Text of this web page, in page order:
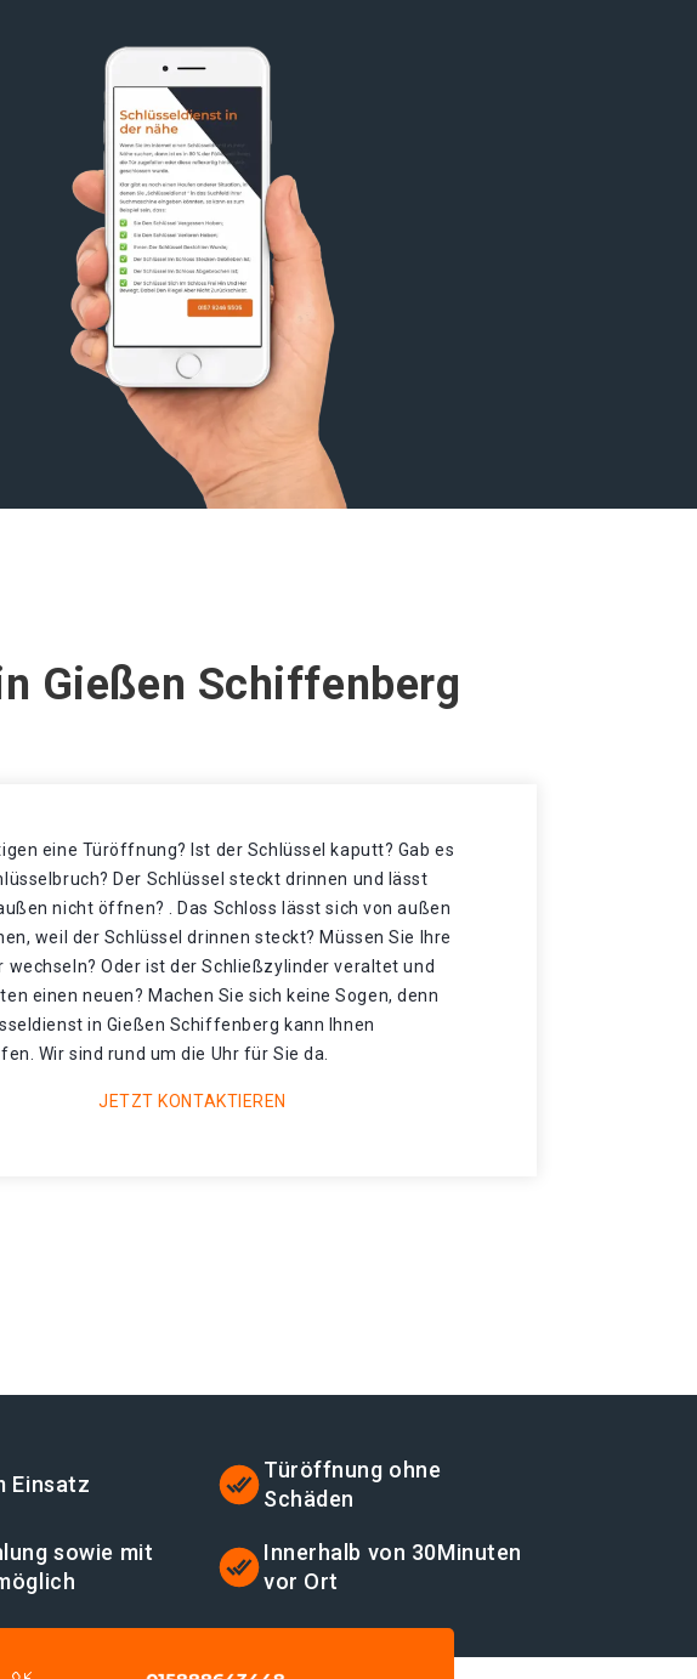
Gießen Schiffenberg
eine Türöffnung? Ist der Schlüssel kaputt? Gab es
Der Schlüssel steckt drinnen und lässt
nicht öffnen? . Das Schloss lässt sich von außen
weil der Schlüssel drinnen steckt? Müssen Sie Ihre
wechseln? Oder ist der Schließzylinder veraltet und
einen neuen? Machen Sie sich keine Sogen, denn
in Gießen Schiffenberg kann Ihnen
Wir sind rund um die Uhr für Sie da.
JETZT KONTAKTIEREN
Einsatz
Türöffnung ohne
Schäden
sowie mit
Innerhalb von 30Minuten
vor Ort